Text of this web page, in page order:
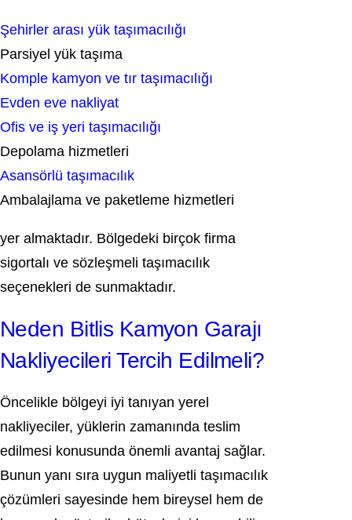
Şehirler arası yük taşımacılığı
Parsiyel yük taşıma
Komple kamyon ve tır taşımacılığı
Evden eve nakliyat
Ofis ve iş yeri taşımacılığı
Depolama hizmetleri
Asansörlü taşımacılık
Ambalajlama ve paketleme hizmetleri
yer almaktadır. Bölgedeki birçok firma
sigortalı ve sözleşmeli taşımacılık
seçenekleri de sunmaktadır.
Neden Bitlis Kamyon Garajı
Nakliyecileri Tercih Edilmeli?
Öncelikle bölgeyi iyi tanıyan yerel
nakliyeciler, yüklerin zamanında teslim
edilmesi konusunda önemli avantaj sağlar.
Bunun yanı sıra uygun maliyetli taşımacılık
çözümleri sayesinde hem bireysel hem de